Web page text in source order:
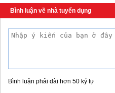
Bình luận về nhà tuyển dụng
Bình luận phải dài hơn 50 ký tự